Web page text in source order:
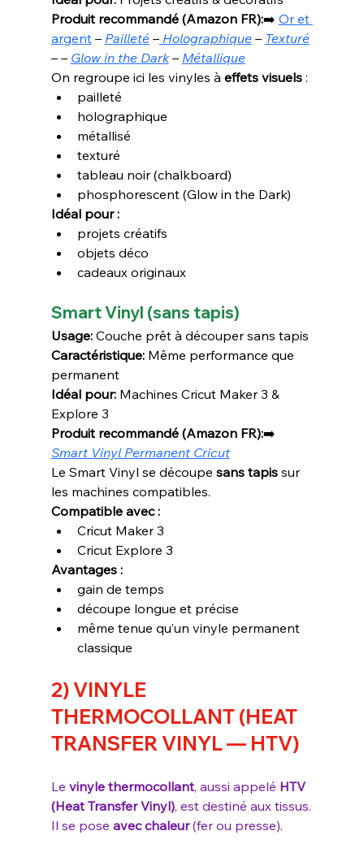
Produit recommandé (Amazon FR):➡️ Or et
argent – Pailleté – Holographique – Texturé
– – Glow in the Dark – Métallique
On regroupe ici les vinyles à effets visuels :
pailleté
holographique
métallisé
texturé
tableau noir (chalkboard)
phosphorescent (Glow in the Dark)
Idéal pour :
projets créatifs
objets déco
cadeaux originaux
Smart Vinyl (sans tapis)
Usage: Couche prêt à découper sans tapis
Caractéristique: Même performance que
permanent
Idéal pour: Machines Cricut Maker 3 &
Explore 3
Produit recommandé (Amazon FR):➡️
Smart Vinyl Permanent Cricut
Le Smart Vinyl se découpe sans tapis sur
les machines compatibles.
Compatible avec :
Cricut Maker 3
Cricut Explore 3
Avantages :
gain de temps
découpe longue et précise
même tenue qu’un vinyle permanent
classique
2) VINYLE
THERMOCOLLANT (HEAT
TRANSFER VINYL — HTV)
Le vinyle thermocollant, aussi appelé HTV
(Heat Transfer Vinyl), est destiné aux tissus.
Il se pose avec chaleur (fer ou presse).